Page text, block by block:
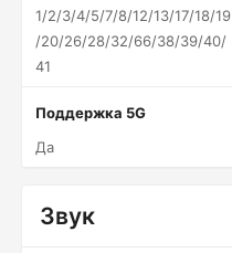
1/2/3/4/5/7/8/12/13/17/18/19
/20/26/28/32/66/38/39/40/
41
Поддержка 5G
Да
Звук